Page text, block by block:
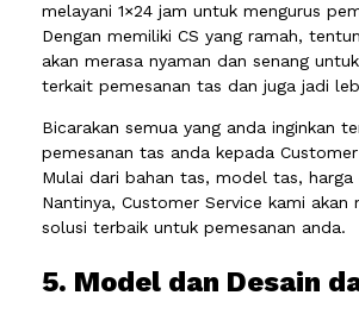
melayani 1×24 jam untuk mengurus
Dengan memiliki CS yang ramah,
akan merasa nyaman dan senang
terkait pemesanan tas dan juga jadi
Bicarakan semua yang anda inginkan
pemesanan tas anda kepada
Mulai dari bahan tas, model tas, harga
Nantinya, Customer Service kami akan
solusi terbaik untuk pemesanan anda.
5. Model dan Desain